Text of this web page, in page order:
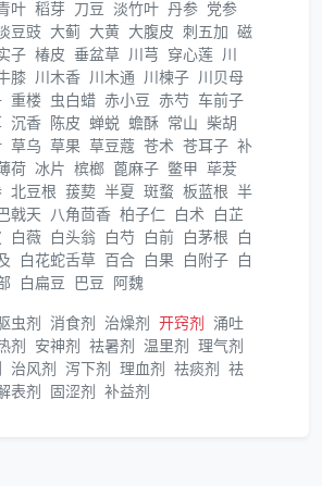
叶 稻芽 刀豆 淡竹叶 丹参 党参
豆豉 大蓟 大黄 大腹皮 刺五加 磁
子 椿皮 垂盆草 川芎 穿心莲 川
膝 川木香 川木通 川楝子 川贝母
重楼 虫白蜡 赤小豆 赤芍 车前子
沉香 陈皮 蝉蜕 蟾酥 常山 柴胡
草乌 草果 草豆蔻 苍术 苍耳子 补
荷 冰片 槟榔 蓖麻子 鳖甲 荜茇
北豆根 菝葜 半夏 斑蝥 板蓝根 半
戟天 八角茴香 柏子仁 白术 白芷
白薇 白头翁 白芍 白前 白茅根 白
白花蛇舌草 百合 白果 白附子 白
白扁豆 巴豆 阿魏
虫剂 消食剂 治燥剂 开窍剂 涌吐
剂 安神剂 祛暑剂 温里剂 理气剂
治风剂 泻下剂 理血剂 祛痰剂 祛
表剂 固涩剂 补益剂